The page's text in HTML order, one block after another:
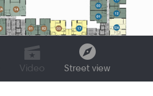
Video Street view